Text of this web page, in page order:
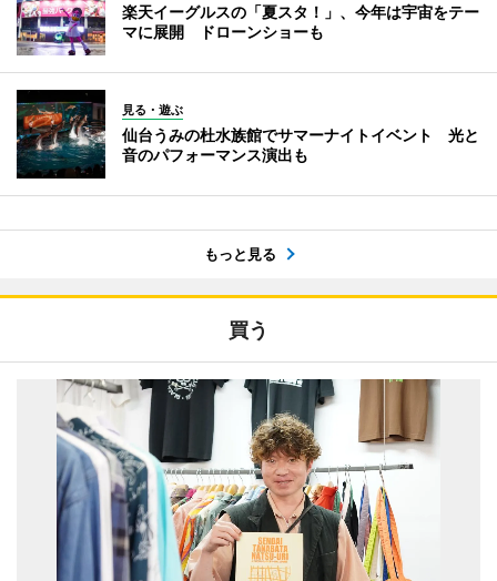
楽天イーグルスの「夏スタ！」、今年は宇宙をテー
マに展開 ドローンショーも
見る・遊ぶ
仙台うみの杜水族館でサマーナイトイベント 光と
音のパフォーマンス演出も
もっと見る
買う